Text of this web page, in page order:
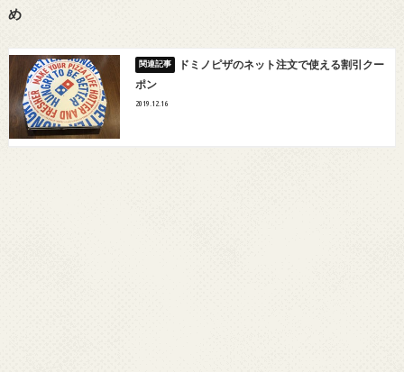
め
ドミノピザのネット注文で使える割引クー
ポン
2019.12.16